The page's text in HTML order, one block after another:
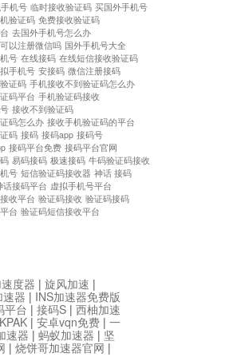
机号 临时接收验证码 买国外手机号
验证码 免费接收验证码
去国外手机号怎么办
以注册微信吗 国外手机号大全
号 在线接码 在线短信接收验证码
手机号 安接码 微信注册接码
证码 手机接收不到验证码怎么办
码平台 手机验证码接收
接收不到验证码
码怎么办 接收手机验证码的平台
码 接码 接码app 接码号
接码平台免费 接码平台官网
易码接码 极速接码 牛码验证码接收
号 短信验证码接收器 神话 接码
话接码平台 虚拟手机号平台
收平台 验证码接收 验证码接码
台 验证码短信接收平台
度器 | 旋风加速 |
速器 | INS加速器免费版
平台 | 接码S | 西柚加速
| 安卓vqn免费 | 一
速器 | 蚂蚁加速器 | 坚
| 烧饼哥加速器官网 |